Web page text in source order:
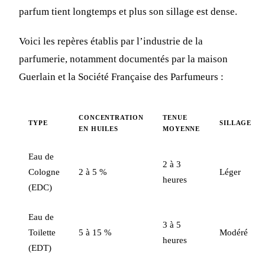
parfum tient longtemps et plus son sillage est dense.
Voici les repères établis par l’industrie de la
parfumerie, notamment documentés par la maison
Guerlain et la Société Française des Parfumeurs :
TYPE
CONCENTRATION
EN HUILES
TENUE
MOYENNE
SILLAGE
Eau de
Cologne
(EDC)
2 à 5 %
2 à 3
heures
Léger
Eau de
Toilette
(EDT)
5 à 15 %
3 à 5
heures
Modéré